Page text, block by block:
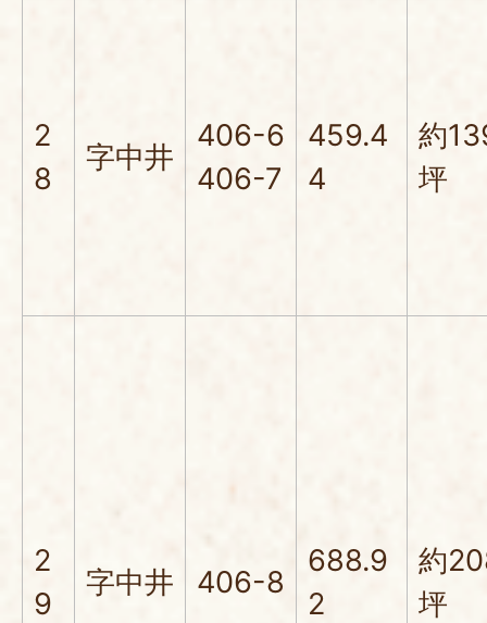
2
8
字中井
406-6
406-7
459.4
4
約
坪
2
9
字中井 406-8
688.9
2
約
坪